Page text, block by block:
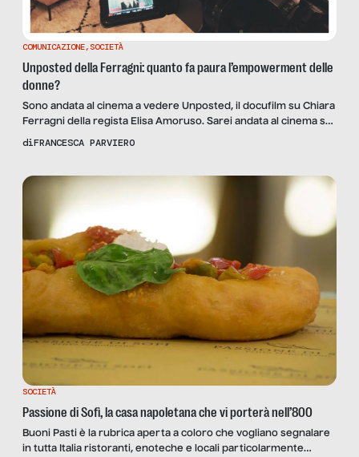
COMUNICAZIONE, SOCIETÀ
Unposted della Ferragni: quanto fa paura l’empowerment delle
donne?
Sono andata al cinema a vedere Unposted, il docufilm su Chiara
Ferragni della regista Elisa Amoruso. Sarei andata al cinema se
qualcuno non me lo avesse chiesto espressamente per
mese). Quando la redazione […]
diFRANCESCA PARVIERO
SOCIETÀ
Passione di Sofì, la casa napoletana che vi porterà nell’800
Buoni Pasti è la rubrica aperta a coloro che vogliano segnalare
in tutta Italia ristoranti, enoteche e locali particolarmente